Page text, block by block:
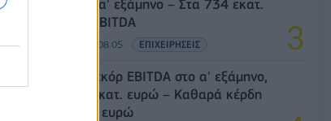
ευρώ στο α' εξάμηνο – Στα 734 εκατ.
ευρώ τα EBITDA
06/08/2026 - 08:05 ΕΠΙΧΕΙΡΗΣΕΙΣ
Metlen: Ρεκόρ EBITDA στο α' εξάμηνο,
στα 550 εκατ. ευρώ – Καθαρά κέρδη
313 εκατ. ευρώ